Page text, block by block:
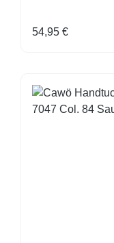
Regulärer Preis:
54,95 €